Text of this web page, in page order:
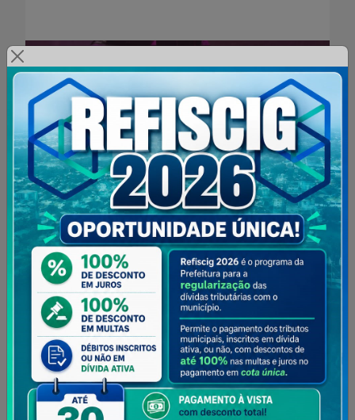
Anterior Próximo
24/07/2026
Resenha da Mulherada integra programação dos 66 anos de
Cidade Gaúcha